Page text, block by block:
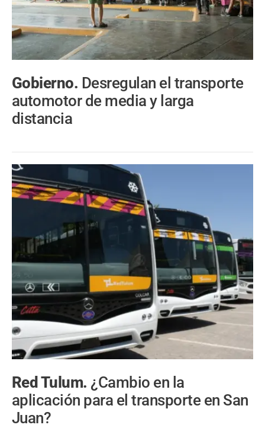
Gobierno. Desregulan el transporte
automotor de media y larga
distancia
Red Tulum. ¿Cambio en la
aplicación para el transporte en San
Juan?